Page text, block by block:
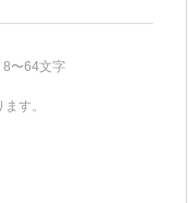
〜64文字
す。